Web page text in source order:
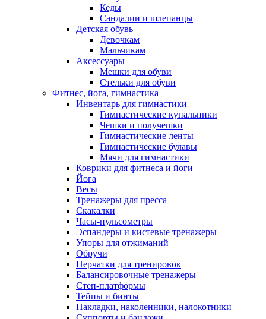
Кеды
Сандалии и шлепанцы
Детская обувь
Девочкам
Мальчикам
Аксессуары
Мешки для обуви
Стельки для обуви
Фитнес, йога, гимнастика
Инвентарь для гимнастики
Гимнастические купальники
Чешки и получешки
Гимнастические ленты
Гимнастические булавы
Мячи для гимнастики
Коврики для фитнеса и йоги
Йога
Весы
Тренажеры для пресса
Скакалки
Часы-пульсометры
Эспандеры и кистевые тренажеры
Упоры для отжиманий
Обручи
Перчатки для тренировок
Балансировочные тренажеры
Степ-платформы
Тейпы и бинты
Накладки, наколенники, налокотники